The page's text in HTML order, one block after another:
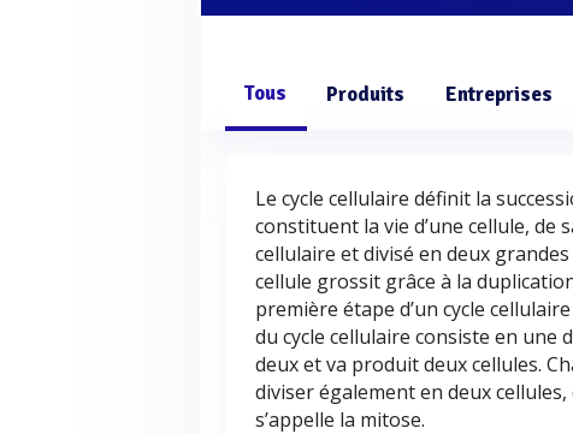
Tous Produits Entreprises
Le cycle cellulaire définit la
constituent la vie d’une cellule, de
cellulaire et divisé en deux
cellule grossit grâce à la
première étape d’un cycle
du cycle cellulaire consiste en une
deux et va produit deux cellules.
diviser également en deux
s’appelle la mitose.